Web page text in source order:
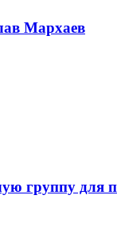
Мархаев
группу